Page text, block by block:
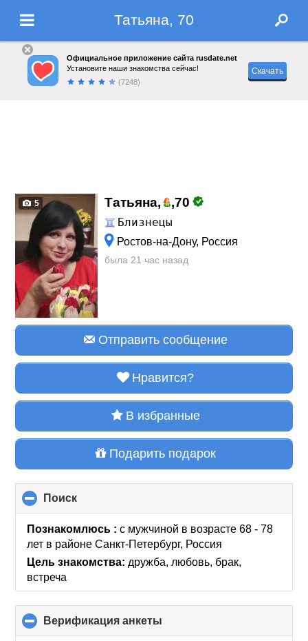
Татьяна, 70
Официальное приложение сайта rusdate.net
Установите наши знакомства сейчас!
(7248)
Скачать
5 Татьяна, ,70
Близнецы
Ростов-на-Дону, Россия
была 21 час назад
Отправить сообщение
Нравится?
В избранные
Подарить подарок
Поиск
to
collapse
contents
Познакомлюсь :с мужчиной в возрасте 68 - 78
лет в районе Санкт-Петербург, Россия
Цель знакомства: дружба, любовь, брак,
встреча
Верификация анкеты
to